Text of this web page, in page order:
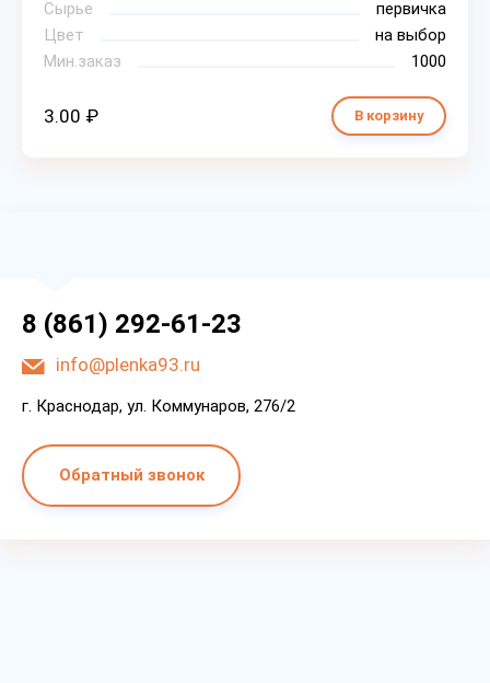
Сырье
первичка
Цвет
на выбор
Мин.заказ
1000
3.00 ₽ В корзину
8 (861) 292-61-23
info@plenka93.ru
г. Краснодар, ул. Коммунаров, 276/2
Обратный звонок